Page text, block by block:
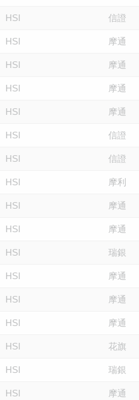
HSI 信證
HSI 摩通
HSI 摩通
HSI 摩通
HSI 摩通
HSI 信證
HSI 信證
HSI 摩利
HSI 摩通
HSI 摩通
HSI 瑞銀
HSI 摩通
HSI 摩通
HSI 摩通
HSI 花旗
HSI 瑞銀
HSI 摩通